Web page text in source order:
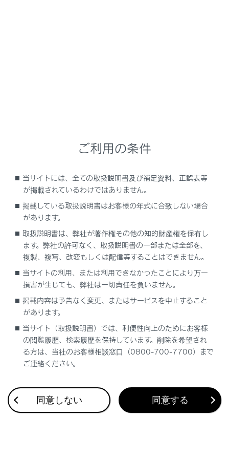
ラゲージルームに荷物を積むときの注意
バックドアの機能と働き
リヤシートの背もたれ
合わせて見られているページ
盗難防止装置
チャイルドシートを取り付ける
キーの種類
このページは役に立ちましたか？
ご利用の条件
当サイトには、全ての取扱説明書及び補足資料、正誤表等
が掲載されているわけではありません。
掲載している取扱説明書はお客様の年式に合致しない場合
があります。
取扱説明書は、弊社が著作権その他の知的財産権を保有し
ます。弊社の許可なく、取扱説明書の一部または全部を、
複製、複写、改変もしくは配信等することはできません。
当サイトの利用、または利用できなかったことにより万一
損害が生じても、弊社は一切責任を負いません。
掲載内容は予告なく変更、またはサービスを中止すること
があります。
当サイト（取扱説明書）では、利便性向上のためにお客様
の閲覧履歴、検索履歴を保持しています。削除を希望され
る方は、当社のお客様相談窓口（0800-700-7700）まで
ご連絡ください。
同意しない 同意する